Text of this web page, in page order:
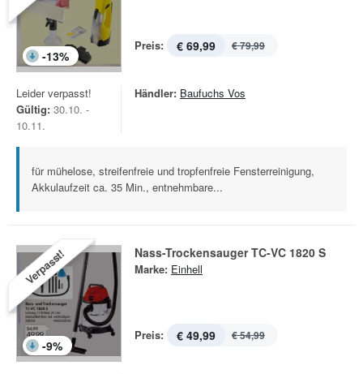
-13%
Preis: € 69,99 € 79,99
Leider verpasst!
Gültig: 30.10. -
10.11.
Händler: Baufuchs Vos
für mühelose, streifenfreie und tropfenfreie Fensterreinigung,
Akkulaufzeit ca. 35 Min., entnehmbare...
Verpasst!
-9%
Nass-Trockensauger TC-VC 1820 S
Marke: Einhell
Preis: € 49,99 € 54,99